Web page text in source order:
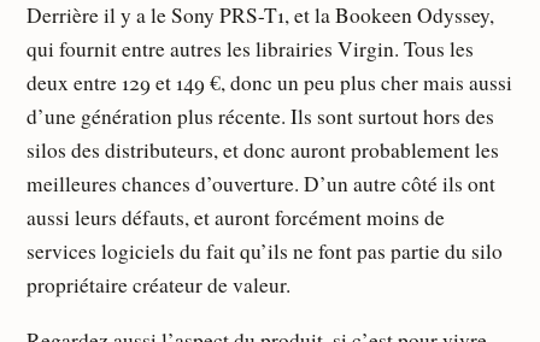
Derrière il y a le Sony PRS-T1, et la Bookeen Odyssey,
qui fournit entre autres les librairies Virgin. Tous les
deux entre 129 et 149 €, donc un peu plus cher mais aussi
d’une génération plus récente. Ils sont surtout hors des
silos des distributeurs, et donc auront probablement les
meilleures chances d’ouverture. D’un autre côté ils ont
aussi leurs défauts, et auront forcément moins de
services logiciels du fait qu’ils ne font pas partie du silo
propriétaire créateur de valeur.